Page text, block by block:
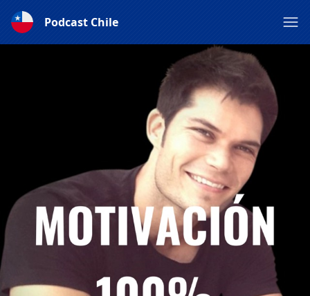
Podcast Chile